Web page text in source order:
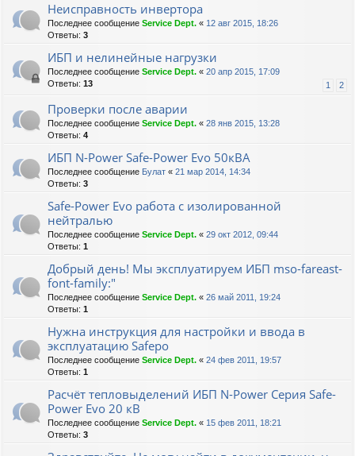
Неисправность инвертора
Последнее сообщение Service Dept. « 12 авг 2015, 18:26
Ответы: 3
ИБП и нелинейные нагрузки
Последнее сообщение Service Dept. « 20 апр 2015, 17:09
Ответы: 13 1 2
Проверки после аварии
Последнее сообщение Service Dept. « 28 янв 2015, 13:28
Ответы: 4
ИБП N-Power Safe-Power Evo 50кВА
Последнее сообщение Булат « 21 мар 2014, 14:34
Ответы: 3
Safe-Power Evo работа с изолированной
нейтралью
Последнее сообщение Service Dept. « 29 окт 2012, 09:44
Ответы: 1
Добрый день! Мы эксплуатируем ИБП mso-fareast-
font-family:"
Последнее сообщение Service Dept. « 26 май 2011, 19:24
Ответы: 1
Нужна инструкция для настройки и ввода в
эксплуатацию Safepo
Последнее сообщение Service Dept. « 24 фев 2011, 19:57
Ответы: 1
Расчёт тепловыделений ИБП N-Power Серия Safe-
Power Evo 20 кВ
Последнее сообщение Service Dept. « 15 фев 2011, 18:21
Ответы: 3